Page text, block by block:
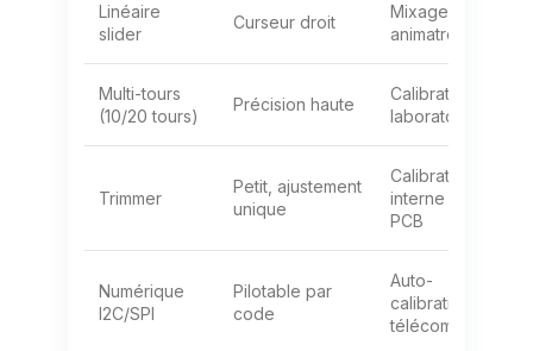
Linéaire
slider
Curseur droit
Mixage audio,
animatronique
Multi-tours
(10/20 tours)
Précision haute
Calibration
laboratoire
Trimmer
Petit, ajustement
unique
Calibration
interne d’un
PCB
Numérique
I2C/SPI
Pilotable par
code
Auto-
calibration,
télécommande